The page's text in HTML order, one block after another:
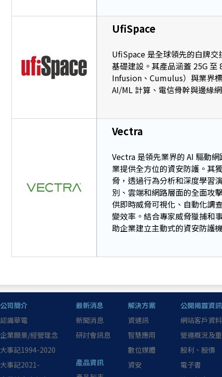
UfiSpace
UfiSpace 是全球領先的白牌
基礎建設。其產品涵蓋 25G
Infusion、Cumulus）與業界
AI/ML 計算、電信骨幹與邊緣
Vectra
Vectra 是領先業界的 AI 驅動
業提供全方位的資安防護。其
脅，透過行為分析和深度學習
別、雲端和網路層面的全面攻
供即時威脅可視化、自動化調
變效率。結合專家威脅獵捕和
助企業建立主動式的資安防護
公司簡介
認識華電
企業願景/經營理念
大事記1994-2020
大事記2021-
最新消息
新聞消息
研討會訊息
產品資訊
解決方案
資通訊
智慧應用
數位媒體
資安
公開揭露資訊
網站客戶資
營運概況及
股利、股價
電子書